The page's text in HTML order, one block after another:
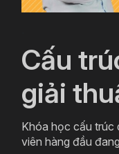
Cấu
giải
Khóa học cấu trúc
viên hàng đầu